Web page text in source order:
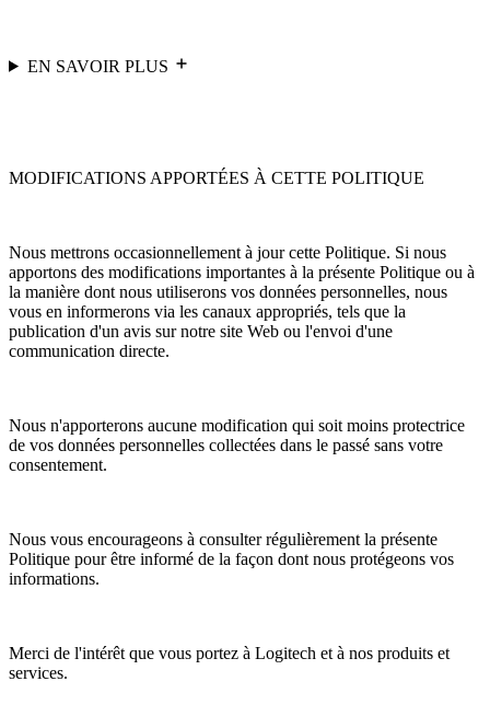
EN SAVOIR PLUS
MODIFICATIONS APPORTÉES À CETTE POLITIQUE
Nous mettrons occasionnellement à jour cette Politique. Si nous
apportons des modifications importantes à la présente Politique ou à
la manière dont nous utiliserons vos données personnelles, nous
vous en informerons via les canaux appropriés, tels que la
publication d'un avis sur notre site Web ou l'envoi d'une
communication directe.
Nous n'apporterons aucune modification qui soit moins protectrice
de vos données personnelles collectées dans le passé sans votre
consentement.
Nous vous encourageons à consulter régulièrement la présente
Politique pour être informé de la façon dont nous protégeons vos
informations.
Merci de l'intérêt que vous portez à Logitech et à nos produits et
services.